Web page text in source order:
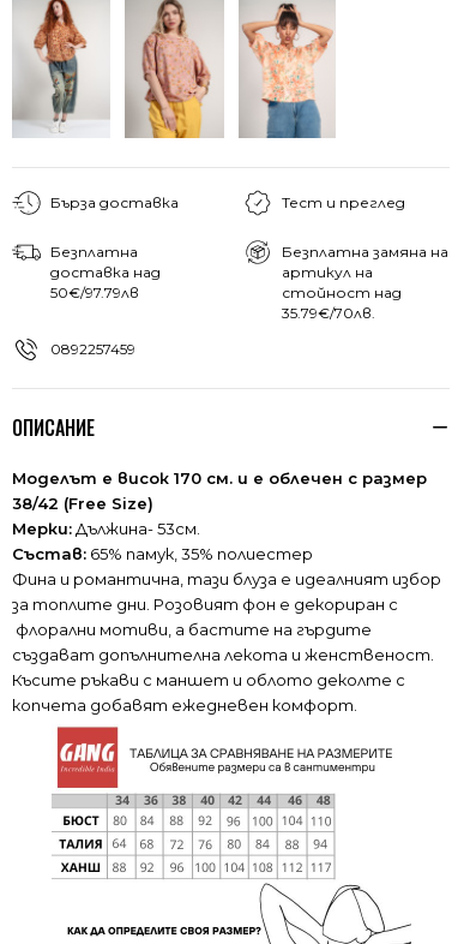
Бърза доставка Тест и преглед
Безплатна
доставка над
50€/97.79лв
Безплатна замяна на
артикул на
стойност над
35.79€/70лв.
0892257459
ОПИСАНИЕ
Моделът е висок 170 см. и е облечен с размер
38/42 (Free Size)
Мерки:Дължина- 53см.
Състав: 65% памук, 35% полиестер
Фина и романтична, тази блуза е идеалният избор
за топлите дни. Розовият фон е декориран с
флорални мотиви, а бастите на гърдите
създават допълнителна лекота и женственост.
Късите ръкави с маншет и облото деколте с
копчета добавят ежедневен комфорт.